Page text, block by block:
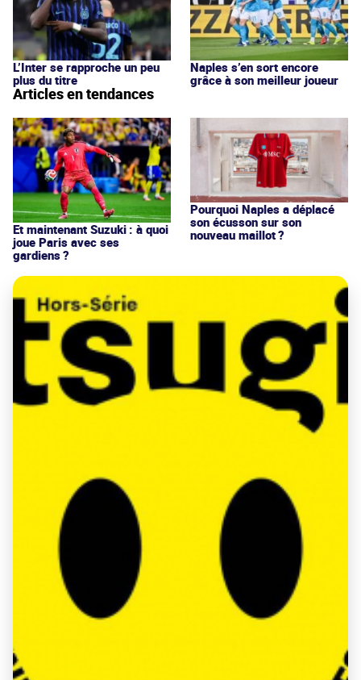
L’Inter se rapproche un peu
plus du titre
Naples s’en sort encore
grâce à son meilleur joueur
Articles en tendances
Et maintenant Suzuki : à quoi
joue Paris avec ses
gardiens ?
Pourquoi Naples a déplacé
son écusson sur son
nouveau maillot ?